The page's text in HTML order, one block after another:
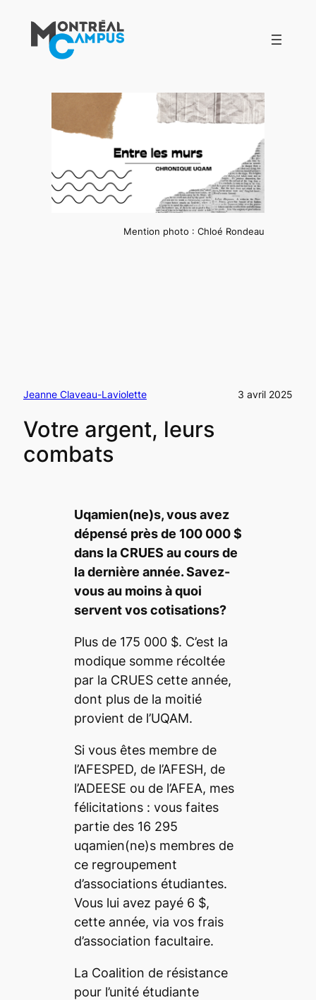
contenu
Mention photo : Chloé Rondeau
Jeanne Claveau-Laviolette 3 avril 2025
Votre argent, leurs
combats
Uqamien(ne)s, vous avez
dépensé près de 100 000 $
dans la CRUES au cours de
la dernière année. Savez-
vous au moins à quoi
servent vos cotisations?
Plus de 175 000 $. C’est la
modique somme récoltée
par la CRUES cette année,
dont plus de la moitié
provient de l’UQAM.
Si vous êtes membre de
l’AFESPED, de l’AFESH, de
l’ADEESE ou de l’AFEA, mes
félicitations : vous faites
partie des 16 295
uqamien(ne)s membres de
ce regroupement
d’associations étudiantes.
Vous lui avez payé 6 $,
cette année, via vos frais
d’association facultaire.
La Coalition de résistance
pour l’unité étudiante